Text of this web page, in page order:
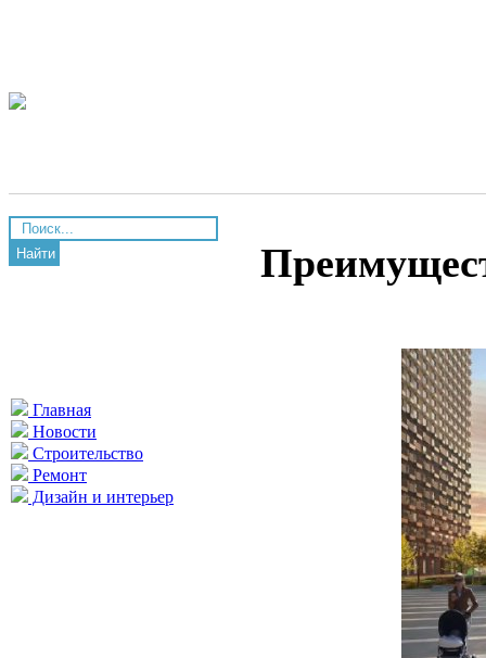
Найти
Главная
Новости
Строительство
Ремонт
Дизайн и интерьер